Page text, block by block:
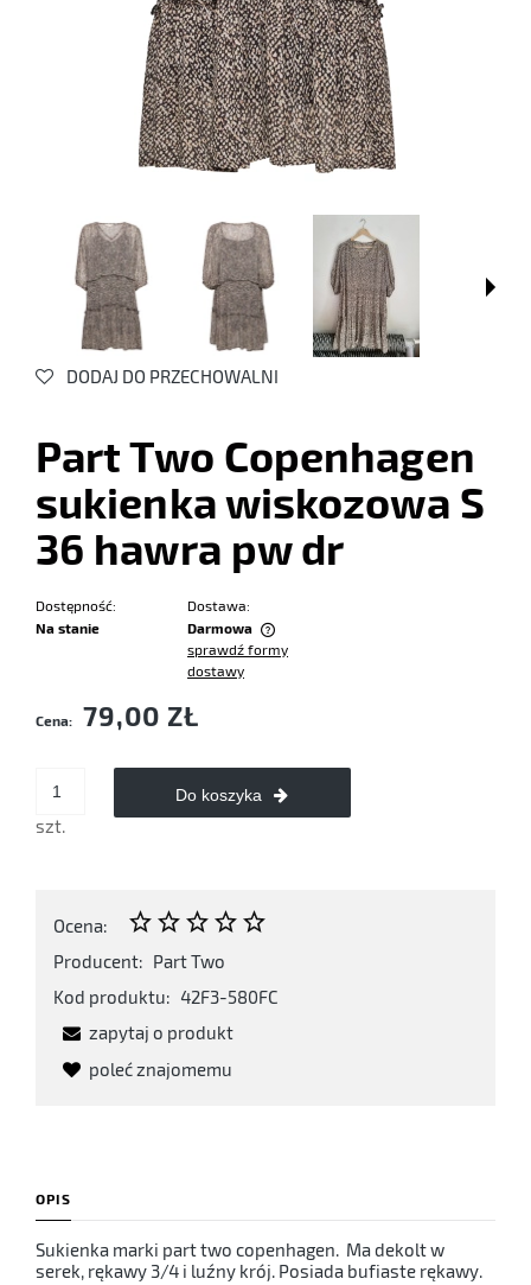
DODAJ DO PRZECHOWALNI
Part Two Copenhagen
sukienka wiskozowa S
36 hawra pw dr
Dostępność:
Na stanie
Dostawa:
Darmowa
Cena nie zawiera ewentualnych kosztów płatności
sprawdź formy
dostawy
Cena: 79,00 ZŁ
szt.
Do koszyka
Ocena:
Producent: Part Two
Kod produktu: 42F3-580FC
zapytaj o produkt
poleć znajomemu
OPIS
Sukienka marki part two copenhagen. Ma dekolt w
serek, rękawy 3/4 i luźny krój. Posiada bufiaste rękawy.